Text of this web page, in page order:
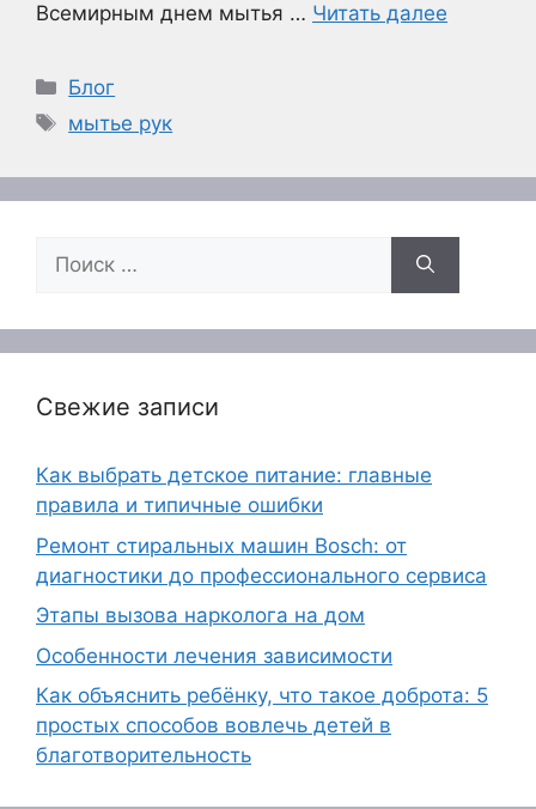
Всемирным днем мытья … Читать далее
Рубрики
Блог
Метки
мытье рук
Поиск:
Свежие записи
Как выбрать детское питание: главные
правила и типичные ошибки
Ремонт стиральных машин Bosch: от
диагностики до профессионального сервиса
Этапы вызова нарколога на дом
Особенности лечения зависимости
Как объяснить ребёнку, что такое доброта: 5
простых способов вовлечь детей в
благотворительность